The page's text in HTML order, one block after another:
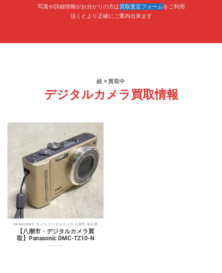
写真や詳細情報がお分かりの方は買取査定フォームをご利用
頂くとより正確にご案内出来ます
続々買取中
デジタルカメラ買取情報
PANASONIC カメラ デジタルカメラ 八潮市 埼玉県
【八潮市・デジタルカメラ買
取】Panasonic DMC-TZ10-N